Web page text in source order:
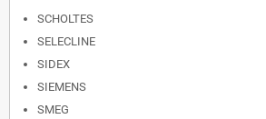
SCHOLTES
SELECLINE
SIDEX
SIEMENS
SMEG